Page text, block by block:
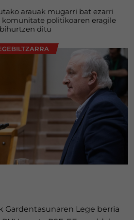
arauak mugarri bat ezarri
politikoaren eragile
bihurtzen ditu
Gardentasunaren Lege berria